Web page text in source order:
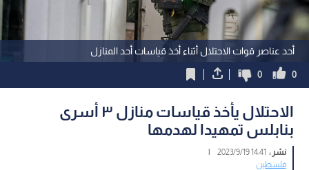
أحد عناصر قوات الاحتلال أثناء أخذ قياسات أحد المنازل
0
0
الاحتلال يأخذ قياسات منازل ٣ أسرى
بنابلس تمهيدا لهدمها
نشر : 14:41 2023/9/19
|
فلسطين